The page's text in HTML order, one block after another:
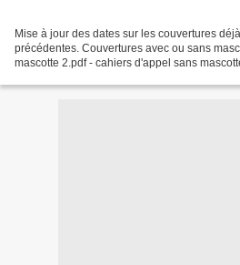
Mise à jour des dates sur les couvertures
précédentes. Couvertures avec ou sans mascotte. - cahiers
mascotte 2.pdf - cahiers d'appel sans mascotte 3.pdf - cahiers dappel avec